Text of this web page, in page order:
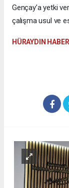
Gençay’a yetki
çalışma usul ve
HÜRAYDIN HABER